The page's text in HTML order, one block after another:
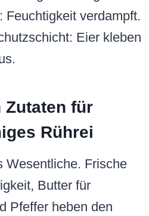
Feuchtigkeit verdampft.
Eier kleben
Zutaten für
Rührei
Wesentliche. Frische
Butter für
Pfeffer heben den